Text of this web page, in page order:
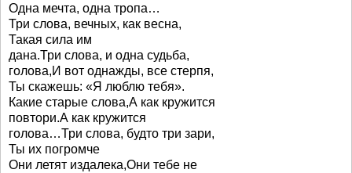
Одна мечта, одна тропа…
Три слова, вечных, как весна,
Такая сила им
дана.Три слова, и одна судьба,
голова,И вот однажды, все стерпя,
Ты скажешь: «Я люблю тебя».
Какие старые слова,А как кружится
повтори.А как кружится
голова…Три слова, будто три зари,
Ты их погромче
Они летят издалека,Они тебе не